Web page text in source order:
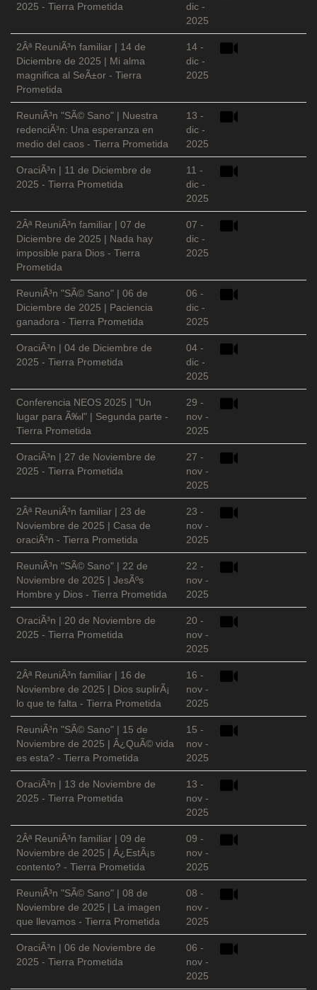
2025 - Tierra Prometida
dic -
2025
2Âª ReuniÃ³n familiar | 14 de
Diciembre de 2025 | Mi alma
magnifica al SeÃ±or - Tierra
Prometida
14 -
dic -
2025
ReuniÃ³n "SÃ© Sano" | Nuestra
redenciÃ³n: Una esperanza en
medio del caos - Tierra Prometida
13 -
dic -
2025
OraciÃ³n | 11 de Diciembre de
2025 - Tierra Prometida
11 -
dic -
2025
2Âª ReuniÃ³n familiar | 07 de
Diciembre de 2025 | Nada hay
imposible para Dios - Tierra
Prometida
07 -
dic -
2025
ReuniÃ³n "SÃ© Sano" | 06 de
Diciembre de 2025 | Paciencia
ganadora - Tierra Prometida
06 -
dic -
2025
OraciÃ³n | 04 de Diciembre de
2025 - Tierra Prometida
04 -
dic -
2025
Conferencia NEOS 2025 | "Un
lugar para Ã‰l" | Segunda parte -
Tierra Prometida
29 -
nov -
2025
OraciÃ³n | 27 de Noviembre de
2025 - Tierra Prometida
27 -
nov -
2025
2Âª ReuniÃ³n familiar | 23 de
Noviembre de 2025 | Casa de
oraciÃ³n - Tierra Prometida
23 -
nov -
2025
ReuniÃ³n "SÃ© Sano" | 22 de
Noviembre de 2025 | JesÃºs
Hombre y Dios - Tierra Prometida
22 -
nov -
2025
OraciÃ³n | 20 de Noviembre de
2025 - Tierra Prometida
20 -
nov -
2025
2Âª ReuniÃ³n familiar | 16 de
Noviembre de 2025 | Dios suplirÃ¡
lo que te falta - Tierra Prometida
16 -
nov -
2025
ReuniÃ³n "SÃ© Sano" | 15 de
Noviembre de 2025 | Â¿QuÃ© vida
es esta? - Tierra Prometida
15 -
nov -
2025
OraciÃ³n | 13 de Noviembre de
2025 - Tierra Prometida
13 -
nov -
2025
2Âª ReuniÃ³n familiar | 09 de
Noviembre de 2025 | Â¿EstÃ¡s
contento? - Tierra Prometida
09 -
nov -
2025
ReuniÃ³n "SÃ© Sano" | 08 de
Noviembre de 2025 | La imagen
que llevamos - Tierra Prometida
08 -
nov -
2025
OraciÃ³n | 06 de Noviembre de
2025 - Tierra Prometida
06 -
nov -
2025